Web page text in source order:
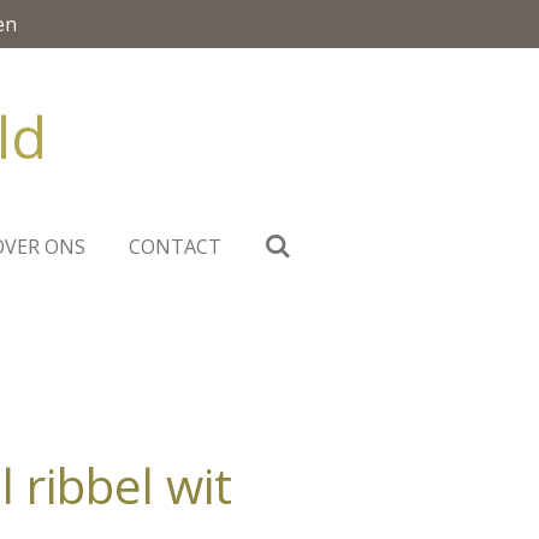
ONS CONTACT
ribbel wit